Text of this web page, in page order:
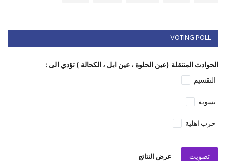
VOTING POLL
الحوادث المتنقلة (عين الحلوة ، عين ابل ، الكحالة ) تؤدي الى :
التقسيم
تسوية
حرب اهلية
تصويت عرض النتائج